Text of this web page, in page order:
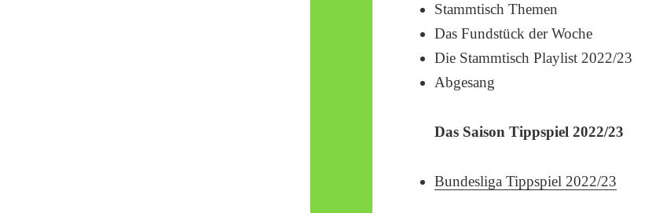
Stammtisch Themen
Das Fundstück der Woche
Die Stammtisch Playlist 2022/23
Abgesang
Das Saison Tippspiel 2022/23
Bundesliga Tippspiel 2022/23